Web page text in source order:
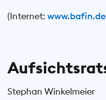
(Internet: www.bafin.de
Stephan Winkelmeier